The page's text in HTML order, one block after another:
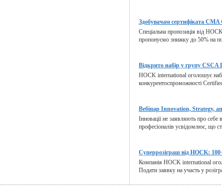
Здобувачам сертифіката
Спеціальна пропозиція від
пропонуємо знижку до 50% на
Відкрито набір у групу CSCA
HOCK international оголошує
конкурентоспроможності
Вебінар Innovation, Strategy,
Інновації не заявляють про
професіоналів усвідомлює, що
Суперрозіграш від HOCK:
Компанія HOCK international
Подати заявку на участь у